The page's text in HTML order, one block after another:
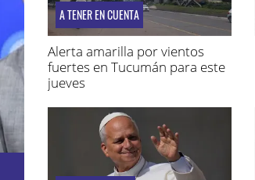
A TENER EN CUENTA
Alerta amarilla por vientos
fuertes en Tucumán para este
jueves